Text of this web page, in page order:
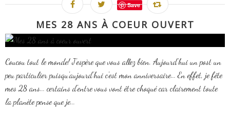
Save
MES 28 ANS À COEUR OUVERT
Coucou tout le monde! J'espère que vous allez bien. Aujourd'hui un post un
peu particulier puisqu'aujourd'hui c'est mon anniversaire... En effet, je fête
mes 28 ans... certains d'entre vous vont être choqué car clairement toute
la planète pense que je...